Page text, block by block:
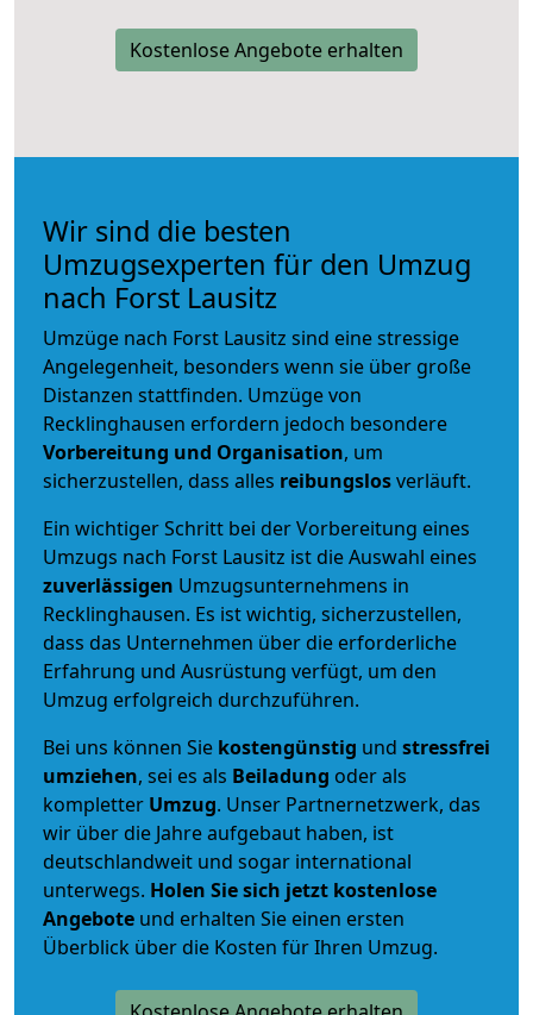
Kostenlose Angebote erhalten
Wir sind die besten
Umzugsexperten für den Umzug
nach Forst Lausitz
Umzüge nach Forst Lausitz sind eine stressige
Angelegenheit, besonders wenn sie über große
Distanzen stattfinden. Umzüge von
Recklinghausen erfordern jedoch besondere
Vorbereitung und Organisation, um
sicherzustellen, dass alles reibungslosverläuft.
Ein wichtiger Schritt bei der Vorbereitung eines
Umzugs nach Forst Lausitz ist die Auswahl eines
zuverlässigen Umzugsunternehmens in
Recklinghausen. Es ist wichtig, sicherzustellen,
dass das Unternehmen über die erforderliche
Erfahrung und Ausrüstung verfügt, um den
Umzug erfolgreich durchzuführen.
Bei uns können Sie kostengünstig und stressfrei
umziehen, sei es als Beiladung oder als
kompletter Umzug. Unser Partnernetzwerk, das
wir über die Jahre aufgebaut haben, ist
deutschlandweit und sogar international
unterwegs. Holen Sie sich jetzt kostenlose
Angebote und erhalten Sie einen ersten
Überblick über die Kosten für Ihren Umzug.